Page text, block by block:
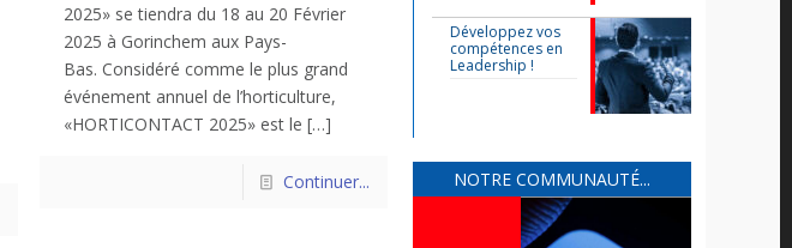
2025» se tiendra du 18 au 20 Février
2025 à Gorinchem aux Pays-
Bas. Considéré comme le plus grand
événement annuel de l’horticulture,
«HORTICONTACT 2025» est le […]
Continuer...
Développez vos
compétences en
Leadership !
NOTRE COMMUNAUTÉ...